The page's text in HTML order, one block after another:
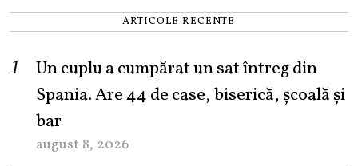
ARTICOLE RECENTE
Un cuplu a cumpărat un sat întreg din
Spania. Are 44 de case, biserică, școală și
bar
august 8, 2026